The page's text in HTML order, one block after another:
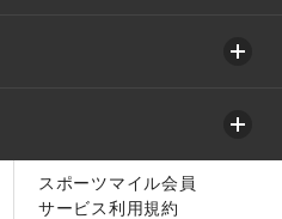
スポーツマイル会員
サービス利用規約